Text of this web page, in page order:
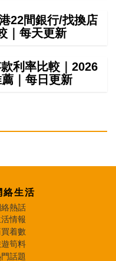
22間銀行/找換店
｜每天更新
利率比較｜2026
｜每日更新
絡生活
熱話
情報
着數
筍料
話題